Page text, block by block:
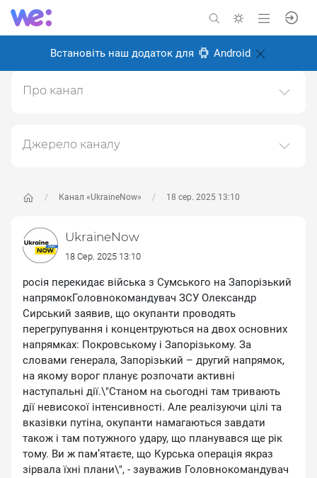
Встановіть наш додаток для Android
Канал «UkraineNow» 18 сер. 2025 13:10
UkraineNow
18 Сер. 2025 13:10
росія перекидає війська з Сумського на Запорізький
напрямокГоловнокомандувач ЗСУ Олександр
Сирський заявив, що окупанти проводять
перегрупування і концентруються на двох основних
напрямках: Покровському і Запорізькому. За
словами генерала, Запорізький – другий напрямок,
на якому ворог планує розпочати активні
наступальні дії.\"Станом на сьогодні там тривають
дії невисокої інтенсивності. Але реалізуючи цілі та
вказівки путіна, окупанти намагаються завдати
також і там потужного удару, що планувався ще рік
тому. Ви ж пам’ятаєте, що Курська операція якраз
зірвала їхні плани\", - зауважив Головнокомандувач
Про канал
Створено: 24 серпня 2024
Джерело каналу
метою його популяризації та збільшення аудиторії
Переходьте за посиланнями в дописах для
отримання повної інформації про Автора, чи